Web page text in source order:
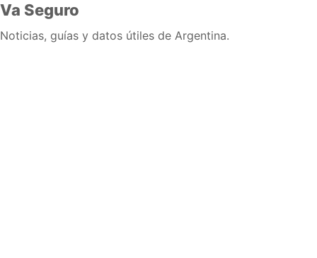
Va Seguro
Noticias, guías y datos útiles de Argentina.